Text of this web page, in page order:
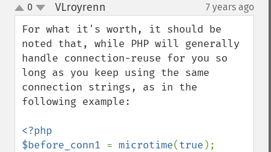
up
down
0 VLroyrenn 7 years ago
For what it's worth, it should be
noted that, while PHP will generally
handle connection-reuse for you so
long as you keep using the same
connection strings, as in the
following example:
<?php
$before_conn1 = microtime(true